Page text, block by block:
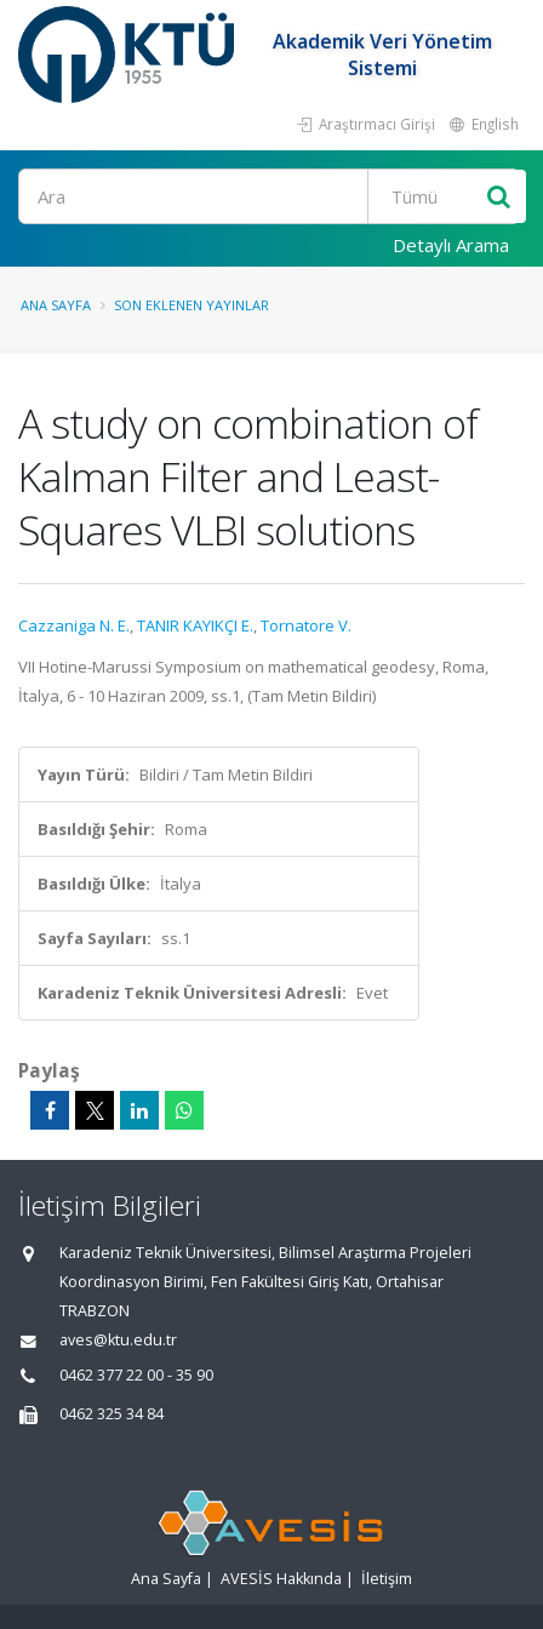
Akademik Veri Yönetim
Sistemi
Araştırmacı Girişi English
Ara
Detaylı Arama
ANA SAYFA SON EKLENEN YAYINLAR
A study on combination of
Kalman Filter and Least-
Squares VLBI solutions
Cazzaniga N. E.,TANIR KAYIKÇI E.,Tornatore V.
VII Hotine-Marussi Symposium on mathematical geodesy, Roma,
İtalya, 6 - 10 Haziran 2009, ss.1, (Tam Metin Bildiri)
Yayın Türü: Bildiri / Tam Metin Bildiri
Basıldığı Şehir: Roma
Basıldığı Ülke: İtalya
Sayfa Sayıları: ss.1
Karadeniz Teknik Üniversitesi Adresli: Evet
Paylaş
İletişim Bilgileri
Karadeniz Teknik Üniversitesi, Bilimsel Araştırma Projeleri
Koordinasyon Birimi, Fen Fakültesi Giriş Katı, Ortahisar
TRABZON
aves@ktu.edu.tr
0462 377 22 00 - 35 90
0462 325 34 84
Ana Sayfa | AVESİS Hakkında | İletişim